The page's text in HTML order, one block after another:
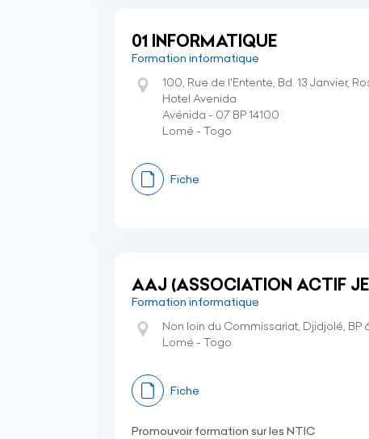
01 INFORMATIQUE
Formation informatique
100, Rue de l'Entente, Bd. 13 Janvier,
Hotel Avenida
Avénida - 07 BP 14100
Lomé - Togo
Fiche
AAJ (ASSOCIATION ACTIF
Formation informatique
Non loin du Commissariat, Djidjolé, BP
Lomé - Togo
Fiche
Promouvoir formation sur les NTIC